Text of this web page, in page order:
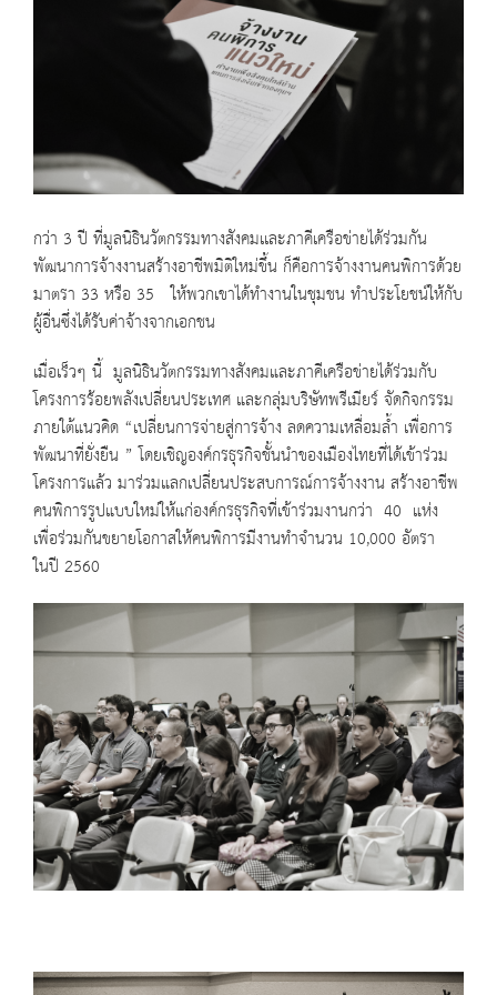
กว่า 3 ปี ที่มูลนิธินวัตกรรมทางสังคมเเละภาคีเครือข่ายได้ร่วมกัน
พัฒนาการจ้างงานสร้างอาชีพมิติใหม่ขึ้น ก็คือการจ้างงานคนพิการด้วย
มาตรา 33 หรือ 35 ให้พวกเขาได้ทำงานในชุมชน ทำประโยชน์ให้กับ
ผู้อื่นซึ่งได้รับค่าจ้างจากเอกชน
เมื่อเร็วๆ นี้ มูลนิธินวัตกรรมทางสังคมและภาคีเครือข่ายได้ร่วมกับ
โครงการร้อยพลังเปลี่ยนประเทศ และกลุ่มบริษัทพรีเมียร์ จัดกิจกรรม
ภายใต้แนวคิด “เปลี่ยนการจ่ายสู่การจ้าง ลดความเหลื่อมล้ำ เพื่อการ
พัฒนาที่ยั่งยืน ” โดยเชิญองค์กรธุรกิจชั้นนำของเมืองไทยที่ได้เข้าร่วม
โครงการแล้ว มาร่วมแลกเปลี่ยนประสบการณ์การจ้างงาน สร้างอาชีพ
คนพิการรูปแบบใหม่ให้แก่องค์กรธุรกิจที่เข้าร่วมงานกว่า 40 แห่ง
เพื่อร่วมกันขยายโอกาสให้คนพิการมีงานทำจำนวน 10,000 อัตรา
ในปี 2560